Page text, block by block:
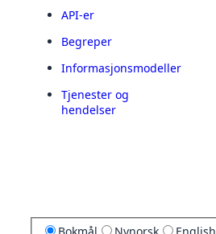
API-er
Begreper
Informasjonsmodeller
Tjenester og
hendelser